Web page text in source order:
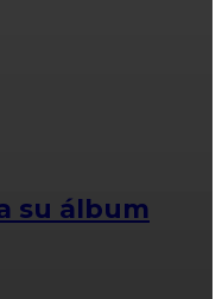
su álbum